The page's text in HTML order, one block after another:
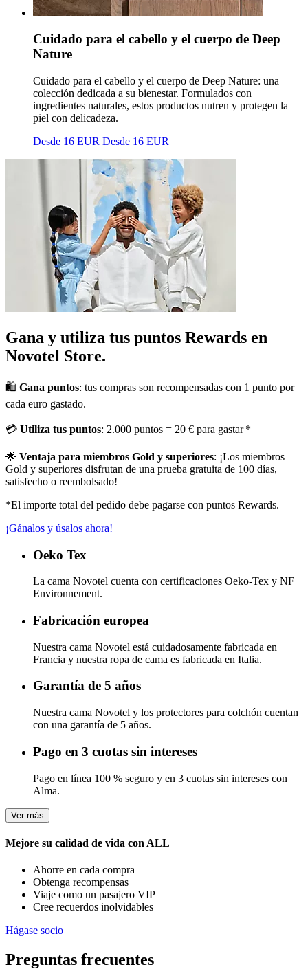
Cuidado para el cabello y el cuerpo de Deep
Nature
Cuidado para el cabello y el cuerpo de Deep Nature: una
colección dedicada a su bienestar. Formulados con
ingredientes naturales, estos productos nutren y protegen la
piel con delicadeza.
Desde 16 EUR Desde 16 EUR
Gana y utiliza tus puntos Rewards en
Novotel Store.
🛍️ Gana puntos: tus compras son recompensadas con 1 punto por
cada euro gastado.
💳 Utiliza tus puntos: 2.000 puntos = 20 € para gastar *
🌟 Ventaja para miembros Gold y superiores: ¡Los miembros
Gold y superiores disfrutan de una prueba gratuita de 100 días,
satisfecho o reembolsado!
*El importe total del pedido debe pagarse con puntos Rewards.
¡Gánalos y úsalos ahora!
Oeko Tex
La cama Novotel cuenta con certificaciones Oeko-Tex y NF
Environnement.
Fabricación europea
Nuestra cama Novotel está cuidadosamente fabricada en
Francia y nuestra ropa de cama es fabricada en Italia.
Garantía de 5 años
Nuestra cama Novotel y los protectores para colchón cuentan
con una garantía de 5 años.
Pago en 3 cuotas sin intereses
Pago en línea 100 % seguro y en 3 cuotas sin intereses con
Alma.
Ver más
Mejore su calidad de vida con ALL
Ahorre en cada compra
Obtenga recompensas
Viaje como un pasajero VIP
Cree recuerdos inolvidables
Hágase socio
Preguntas frecuentes